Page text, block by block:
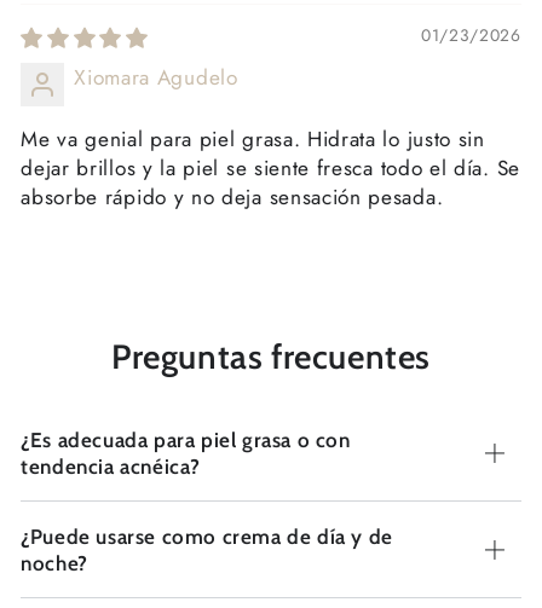
01/23/2026
Xiomara Agudelo
Me va genial para piel grasa. Hidrata lo justo sin
dejar brillos y la piel se siente fresca todo el día. Se
absorbe rápido y no deja sensación pesada.
Preguntas frecuentes
¿Es adecuada para piel grasa o con
tendencia acnéica?
¿Puede usarse como crema de día y de
noche?